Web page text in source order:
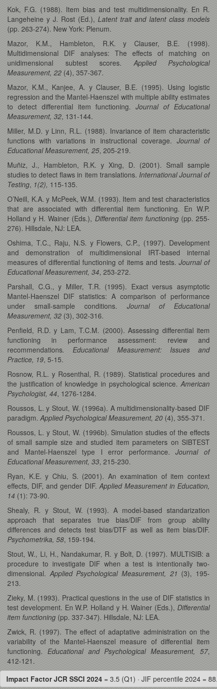
Kok, F.G. (1988). Item bias and test multidimensionality. En R.
Langeheine y J. Rost (Ed.), Latent trait and latent class models
(pp. 263-274). New York: Plenum.
Mazor, K.M., Hambleton, R.K. y Clauser, B.E. (1998).
Multidimensional DIF analyses: The effects of matching on
unidimensional subtest scores. Applied Psychological
Measurement, 22 (4), 357-367.
Mazor, K.M., Kanjee, A. y Clauser, B.E. (1995). Using logistic
regression and the Mantel-Haenszel with multiple ability estimates
to detect differential item functioning.Journal of Educational
Measurement, 32, 131-144.
Miller, M.D. y Linn, R.L. (1988). Invariance of item characteristic
functions with variations in instructional coverage. Journal of
Educational Measurement, 25, 205-219.
Muñiz, J., Hambleton, R.K. y Xing, D. (2001). Small sample
studies to detect flaws in item translations. International Journal of
Testing, 1(2), 115-135.
O’Neill, K.A. y McPeek, W.M. (1993). Item and test characteristics
that are associated with differential item functioning. En W.P.
Holland y H. Wainer (Eds.), Differential item functioning(pp. 255-
276). Hillsdale, NJ: LEA.
Oshima, T.C., Raju, N.S. y Flowers, C.P., (1997). Development
and demonstration of multidimensional IRT-based internal
measures of differential functioning of items and tests. Journal of
Educational Measurement, 34, 253-272.
Parshall, C.G., y Miller, T.R. (1995). Exact versus asymptotic
Mantel-Haenszel DIF statistics: A comparison of performance
under small-sample conditions. Journal of Educational
Measurement, 32 (3), 302-316.
Penfield, R.D. y Lam, T.C.M. (2000). Assessing differential item
functioning in performance assessment: review and
recommendations. Educational Measurement: Issues and
Practice, 19, 5-15.
Rosnow, R.L. y Rosenthal, R. (1989). Statistical procedures and
the justification of knowledge in psychological science. American
Psychologist, 44, 1276-1284.
Roussos, L. y Stout, W. (1996a). A multidimensionality-based DIF
paradigm. Applied Psychological Measurement, 20 (4), 355-371.
Roussos, L. y Stout, W. (1996b). Simulation studies of the effects
of small sample size and studied item parameters on SIBTEST
and Mantel-Haenszel type I error performance. Journal of
Educational Measurement, 33, 215-230.
Ryan, K.E. y Chiu, S. (2001). An examination of item context
effects, DIF, and gender DIF. Applied Measurement in Education,
14 (1): 73-90.
Shealy, R. y Stout, W. (1993). A model-based standarization
approach that separates true bias/DIF from group ability
differences and detects test bias/DTF as well as item bias/DIF.
Psychometrika, 58, 159-194.
Stout, W., Li, H., Nandakumar, R. y Bolt, D. (1997). MULTISIB: a
procedure to investigate DIF when a test is intentionally two-
dimensional. Applied Psychological Measurement, 21 (3), 195-
213.
Zieky, M. (1993). Practical questions in the use of DIF statistics in
test development. En W.P. Holland y H. Wainer (Eds.), Differential
item functioning (pp. 337-347). Hillsdale, NJ: LEA.
Zwick, R. (1997). The effect of adaptative administration on the
variability of the Mantel-Haenszel measure of differential item
functioning. Educational and Psychological Measurement, 57,
412-121.
Impact Factor JCR SSCI 2024 = 3.5 (Q1) · JIF percentile 2024 =